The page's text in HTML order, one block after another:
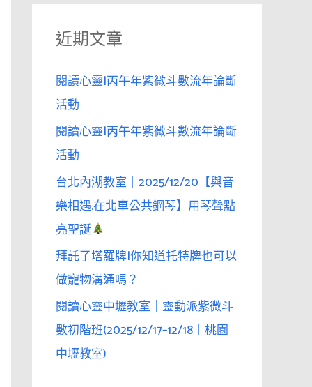
鍵
字
近期文章
閱讀心靈|丙午年紫微斗數流年論斷
活動
閱讀心靈|丙午年紫微斗數流年論斷
活動
台北內湖教室｜2025/12/20【與音
樂相遇.在北車公共鋼琴】用琴聲點
亮聖誕
拜託了塔羅牌|你知道托特牌也可以
做寵物溝通嗎？
閱讀心靈中壢教室｜靈動派紫微斗
數初階班(2025/12/17–12/18｜桃園
中壢教室)